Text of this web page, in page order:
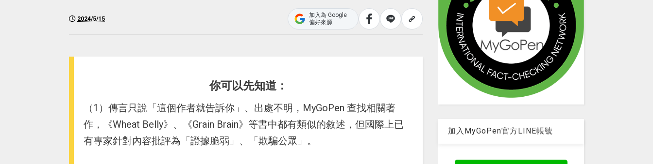
2024/5/15
加入為 Google
偏好來源
你可以先知道：
（1）傳言只說「這個作者就告訴你」、出處不明，MyGoPen 查找相關著
作，《Wheat Belly》、《Grain Brain》等書中都有類似的敘述，但國際上已
有專家針對內容批評為「證據脆弱」、「欺騙公眾」。
加入MyGoPen官方LINE帳號